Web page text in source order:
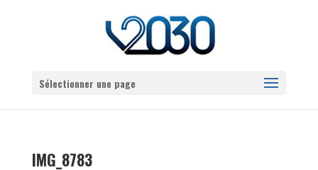
Sélectionner une page
IMG_8783